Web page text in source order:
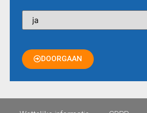
DOORGAAN